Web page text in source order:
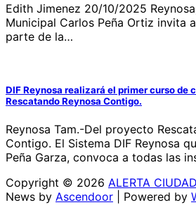
Edith Jimenez 20/10/2025
Municipal Carlos Peña Ortiz invita
parte de la…
DIF Reynosa realizará el primer curso de
Rescatando Reynosa Contigo.
Reynosa Tam.-Del proyecto
Contigo. El Sistema DIF Reynosa
Peña Garza, convoca a todas las
Copyright © 2026 ALERTA
News by Ascendoor | Powered by